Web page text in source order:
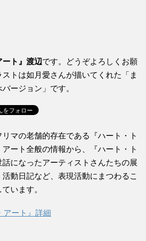
ート』渡辺です。どうぞよろしくお願
トは如月愛さんが描いてくれた「ま
ージョン」です。
マの老舗的存在である『ハート・ト
ート全般の情報から、『ハート・ト
話になったアーティストさんたちの展
動日記など、表現活動にまつわるこ
います。
アート』詳細